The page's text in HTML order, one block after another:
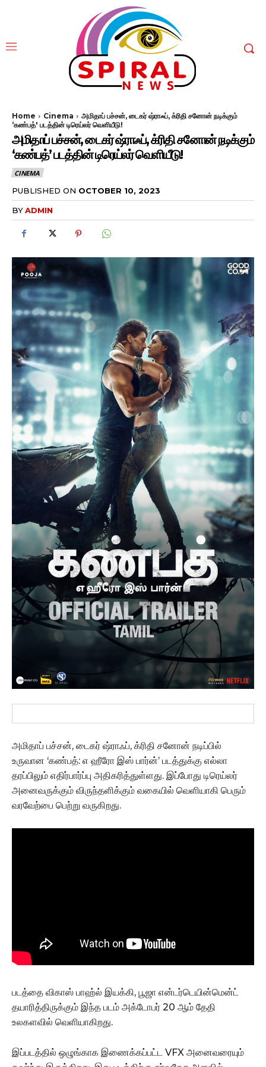
Home Cinema
அமிதாப் பச்சன், டைகர் ஷ்ராஃப், க்ரிதி சனோன் நடிக்கும்
‘கண்பத்' படத்தின் டிரெய்லர் வெளியீடு!
அமிதாப் பச்சன், டைகர் ஷ்ராஃப், க்ரிதி சனோன் நடிக்கும்
‘கண்பத்’ படத்தின் டிரெய்லர் வெளியீடு!
CINEMA
PUBLISHED ON OCTOBER 10, 2023
BYADMIN
அமிதாப் பச்சன், டைகர் ஷ்ராஃப், க்ரிதி சனோன் நடிப்பில்
உருவான ‘கண்பத்: எ ஹீரோ இஸ் பார்ன்’ படத்துக்கு எல்லா
தரப்பிலும் எதிர்பார்ப்பு அதிகரித்துள்ளது. இப்போது டிரெய்லர்
அனைவருக்கும் விருந்தளிக்கும் வகையில் வெளியாகி பெரும்
வரவேற்பை பெற்று வருகிறது.
படத்தை விகாஸ் பாஹ்ல் இயக்கி, பூஜா என்டர்டெயின்மென்ட்
தயாரித்திருக்கும் இந்த படம் அக்டோபர் 20 ஆம் தேதி
உலகளவில் வெளியாகிறது.
இப்படத்தில் ஒழுங்காக இணைக்கப்பட்ட VFX அனைவரையும்